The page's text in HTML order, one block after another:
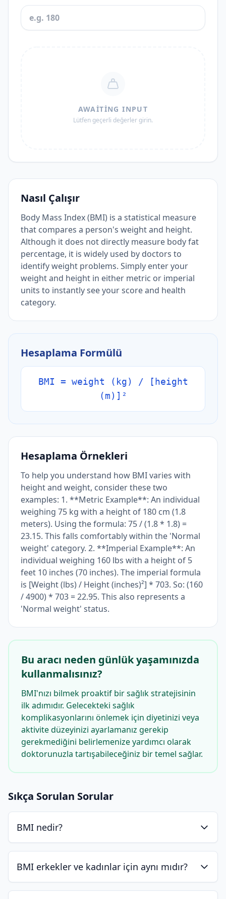
AWAITING INPUT
Lütfen geçerli değerler girin.
Nasıl Çalışır
Body Mass Index (BMI) is a statistical measure
that compares a person's weight and height.
Although it does not directly measure body fat
percentage, it is widely used by doctors to
identify weight problems. Simply enter your
weight and height in either metric or imperial
units to instantly see your score and health
category.
Hesaplama Formülü
BMI = weight (kg) / [height
(m)]²
Hesaplama Örnekleri
To help you understand how BMI varies with
height and weight, consider these two
examples: 1. **Metric Example**: An individual
weighing 75 kg with a height of 180 cm (1.8
meters). Using the formula: 75 / (1.8 * 1.8) =
23.15. This falls comfortably within the 'Normal
weight' category. 2. **Imperial Example**: An
individual weighing 160 lbs with a height of 5
feet 10 inches (70 inches). The imperial formula
is [Weight (lbs) / Height (inches)²] * 703. So: (160
/ 4900) * 703 = 22.95. This also represents a
'Normal weight' status.
Bu aracı neden günlük yaşamınızda
kullanmalısınız?
BMI'nızı bilmek proaktif bir sağlık stratejisinin
ilk adımıdır. Gelecekteki sağlık
komplikasyonlarını önlemek için diyetinizi veya
aktivite düzeyinizi ayarlamanız gerekip
gerekmediğini belirlemenize yardımcı olarak
doktorunuzla tartışabileceğiniz bir temel sağlar.
Sıkça Sorulan Sorular
BMI nedir?
BMI erkekler ve kadınlar için aynı mıdır?